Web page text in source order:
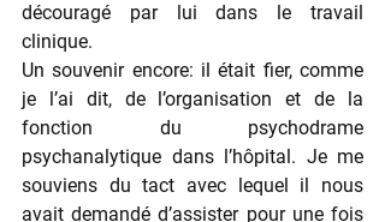
découragé par lui dans le travail
clinique.
Un souvenir encore: il était fier, comme
je l’ai dit, de l’organisation et de la
fonction du psychodrame
psychanalytique dans l’hôpital. Je me
souviens du tact avec lequel il nous
avait demandé d’assister pour une fois